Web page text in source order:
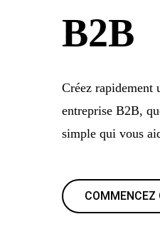
B2B
Créez rapidement
entreprise B2B,
simple qui vous